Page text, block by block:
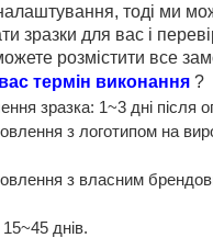
тоді ми
зразки для вас і
розмістити все
термін виконання ?
зразка: 1~3 дні після
з логотипом на
з власним
днів.